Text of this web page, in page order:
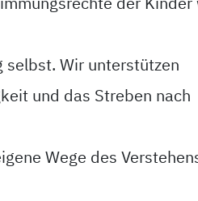
selbst. Wir unterstützen
und das Streben nach
Wege des